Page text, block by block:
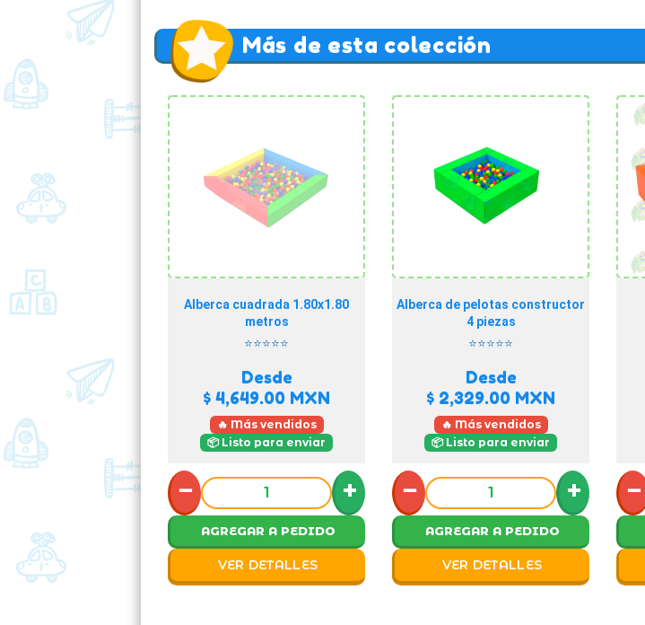
Más de esta colección
Alberca cuadrada 1.80x1.80
metros
⭐⭐⭐⭐⭐
Desde
$ 4,649.00 MXN
🔥 Más vendidos
📦 Listo para enviar
− +
AGREGAR A PEDIDO
VER DETALLES
Alberca de pelotas constructor
4 piezas
⭐⭐⭐⭐⭐
Desde
$ 2,329.00 MXN
🔥 Más vendidos
📦 Listo para enviar
− +
AGREGAR A PEDIDO
VER DETALLES
−